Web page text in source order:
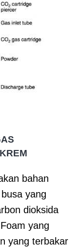
bahan
yang
dioksida
yang
yang terbakar